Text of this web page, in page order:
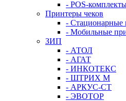
- POS-
Принтеры чеков
- Стационарные
- Мобильные
ЗИП
- АТОЛ
- АГАТ
- ИНКОТЕКС
- ШТРИХ М
- АРКУС-СТ
- ЭВОТОР